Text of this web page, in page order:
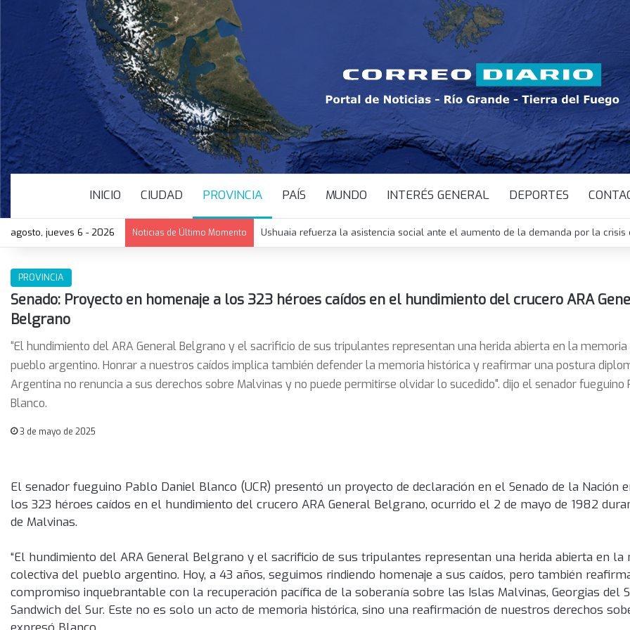
INICIO CIUDAD PROVINCIA PAÍS MUNDO INTERÉS GENERAL DEPORTES
agosto, jueves 6 - 2026 Noticias de Último Momento La Legislatura comenzó a analizar la adhesión de Tierra del Fuego a la ley
PROVINCIA
Senado: Proyecto en homenaje a los 323 héroes caídos en el hundimiento del crucero ARA
Belgrano
“El hundimiento del ARA General Belgrano y el sacrificio de sus tripulantes representan una herida abierta en la
pueblo argentino. Honrar a nuestros caídos implica también defender la memoria histórica y reafirmar una postura
Argentina no renuncia a sus derechos sobre Malvinas y no puede permitirse olvidar lo sucedido". dijo el senador fueguino
Blanco.
3 de mayo de 2025
El senador fueguino Pablo Daniel Blanco (UCR) presentó un proyecto de declaración en el Senado de la Nación
los 323 héroes caídos en el hundimiento del crucero ARA General Belgrano, ocurrido el 2 de mayo de 1982
de Malvinas.
“El hundimiento del ARA General Belgrano y el sacrificio de sus tripulantes representan una herida abierta en la
colectiva del pueblo argentino. Hoy, a 43 años, seguimos rindiendo homenaje a sus caídos, pero también
compromiso inquebrantable con la recuperación pacífica de la soberanía sobre las Islas Malvinas, Georgias del
Sandwich del Sur. Este no es solo un acto de memoria histórica, sino una reafirmación de nuestros derechos